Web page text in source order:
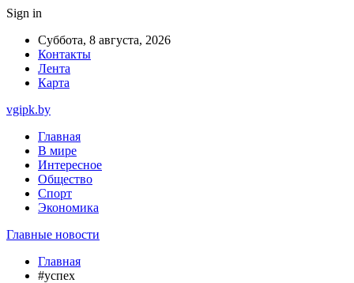
Sign in
Суббота, 8 августа, 2026
Контакты
Лента
Карта
vgipk.by
Главная
В мире
Интересное
Общество
Спорт
Экономика
Главные новости
Главная
#успех